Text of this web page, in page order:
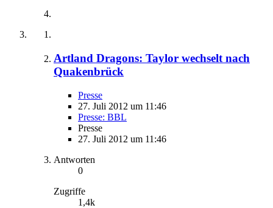
Artland Dragons: Taylor wechselt nach
Quakenbrück
Presse
27. Juli 2012 um 11:46
Presse: BBL
Presse
27. Juli 2012 um 11:46
Antworten
0
Zugriffe
1,4k